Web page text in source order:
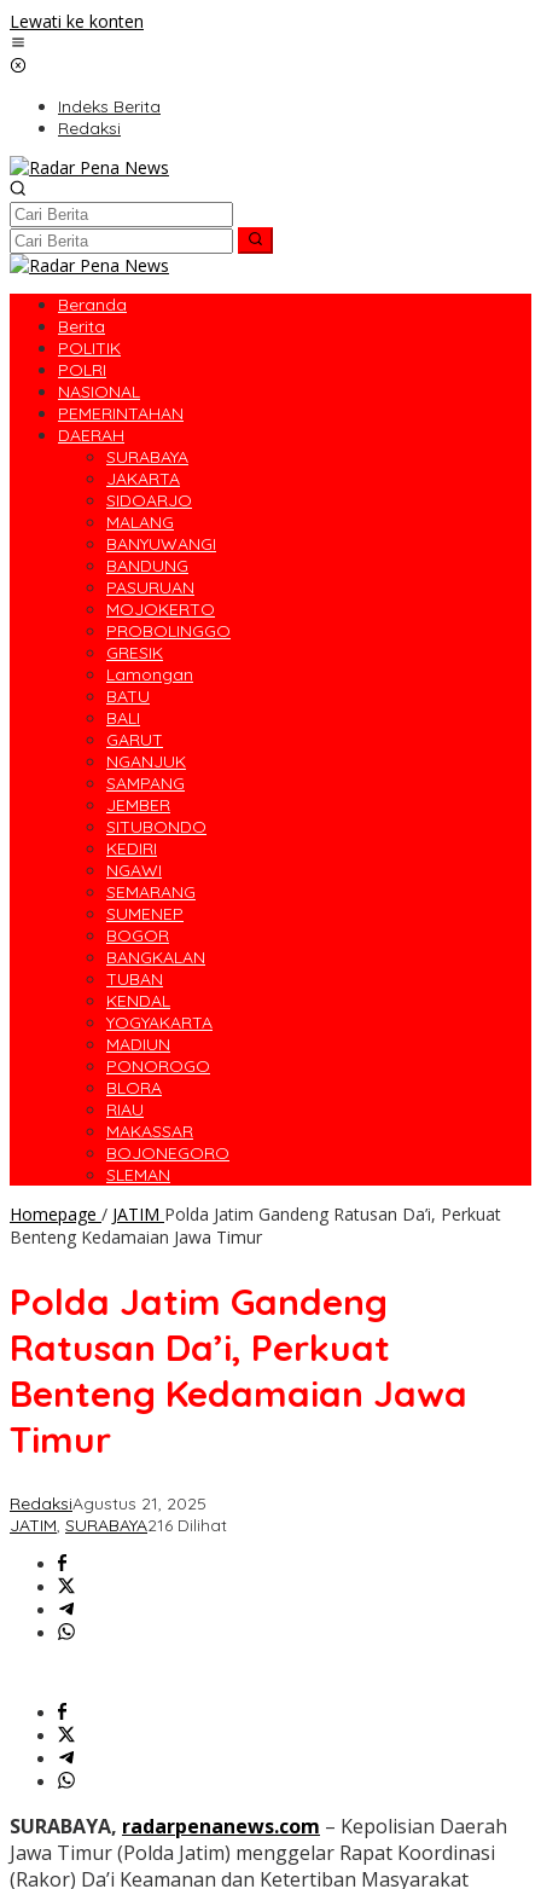
Lewati ke konten
Indeks Berita
Redaksi
Beranda
Berita
POLITIK
POLRI
NASIONAL
PEMERINTAHAN
DAERAH
SURABAYA
JAKARTA
SIDOARJO
MALANG
BANYUWANGI
BANDUNG
PASURUAN
MOJOKERTO
PROBOLINGGO
GRESIK
Lamongan
BATU
BALI
GARUT
NGANJUK
SAMPANG
JEMBER
SITUBONDO
KEDIRI
NGAWI
SEMARANG
SUMENEP
BOGOR
BANGKALAN
TUBAN
KENDAL
YOGYAKARTA
MADIUN
PONOROGO
BLORA
RIAU
MAKASSAR
BOJONEGORO
SLEMAN
Homepage / JATIM Polda Jatim Gandeng Ratusan Da’i, Perkuat
Benteng Kedamaian Jawa Timur
Polda Jatim Gandeng
Ratusan Da’i, Perkuat
Benteng Kedamaian Jawa
Timur
RedaksiAgustus 21, 2025
JATIM, SURABAYA216 Dilihat
SURABAYA, radarpenanews.com – Kepolisian Daerah
Jawa Timur (Polda Jatim) menggelar Rapat Koordinasi
(Rakor) Da’i Keamanan dan Ketertiban Masyarakat